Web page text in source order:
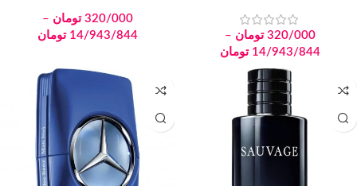
320/000 تومان –
14/943/844 تومان
320/000 تومان –
14/943/844 تومان